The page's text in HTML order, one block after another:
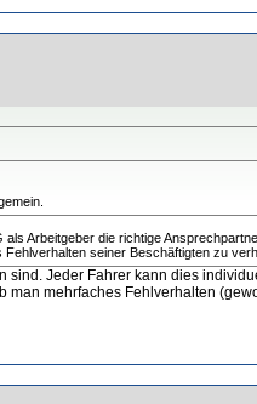
Arbeitgeber die richtige
seiner Beschäftigten zu
Jeder Fahrer kann dies
mehrfaches Fehlverhalten